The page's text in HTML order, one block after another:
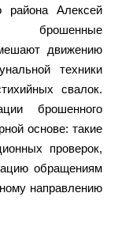
района Алексей
брошенные
движению
техники
свалок.
брошенного
основе: такие
проверок,
обращениям
направлению